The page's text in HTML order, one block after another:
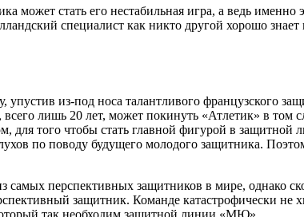
стать его нестабильная игра, а ведь
специалист как никто другой хорошо
из-под носа талантливого французского
лишь 20 лет, может покинуть «Атлетик» в том
для того чтобы стать главной фигурой в
по поводу будущего молодого защитника.
перспективных защитников в мире, однако
защитник. Команде катастрофически
так необходим защитной линии «МЮ».